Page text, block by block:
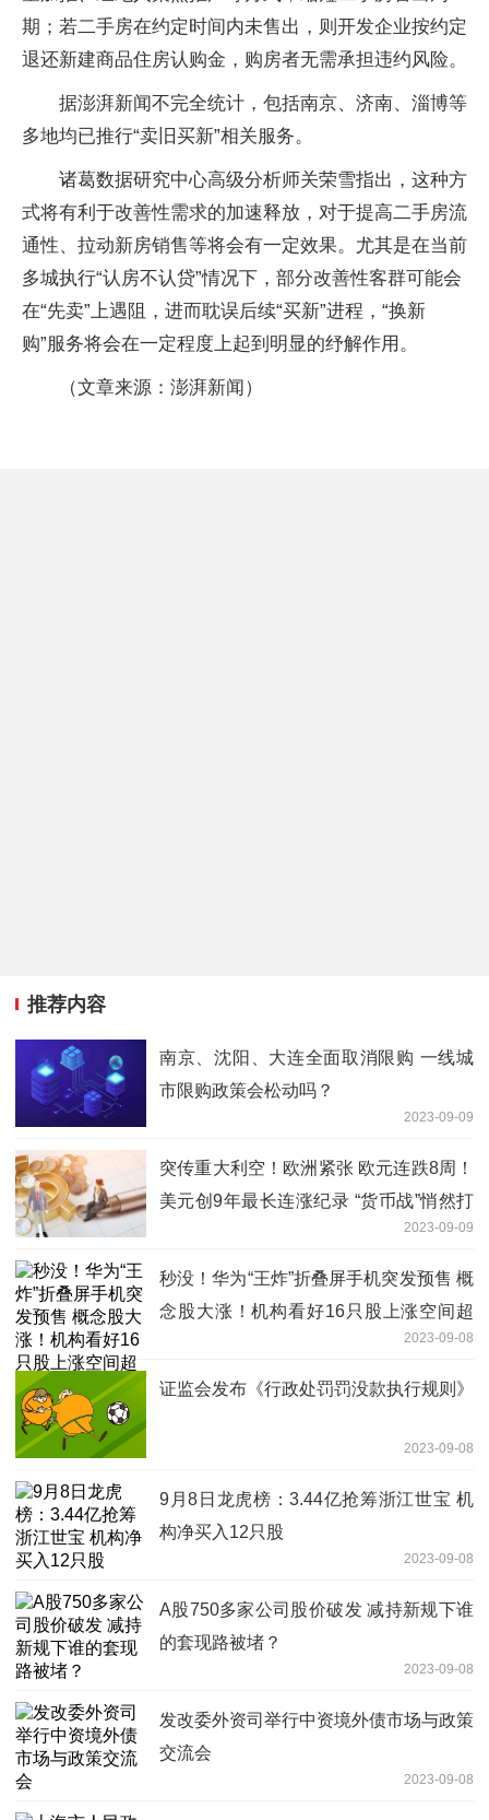
期；若二手房在约定时间内未售出，则开发企业按约定
退还新建商品住房认购金，购房者无需承担违约风险。
据澎湃新闻不完全统计，包括南京、济南、淄博等
多地均已推行“卖旧买新”相关服务。
诸葛数据研究中心高级分析师关荣雪指出，这种方
式将有利于改善性需求的加速释放，对于提高二手房流
通性、拉动新房销售等将会有一定效果。尤其是在当前
多城执行“认房不认贷”情况下，部分改善性客群可能会
在“先卖”上遇阻，进而耽误后续“买新”进程，“换新
购”服务将会在一定程度上起到明显的纾解作用。
（文章来源：澎湃新闻）
推荐内容
南京、沈阳、大连全面取消限购 一线城
市限购政策会松动吗？
2023-09-09
突传重大利空！欧洲紧张 欧元连跌8周！
美元创9年最长连涨纪录 “货币战”悄然打
2023-09-09
秒没！华为“王炸”折叠屏手机突发预售 概
念股大涨！机构看好16只股上涨空间超
2023-09-08
证监会发布《行政处罚罚没款执行规则》
2023-09-08
9月8日龙虎榜：3.44亿抢筹浙江世宝 机
构净买入12只股
2023-09-08
A股750多家公司股价破发 减持新规下谁
的套现路被堵？
2023-09-08
发改委外资司举行中资境外债市场与政策
交流会
2023-09-08